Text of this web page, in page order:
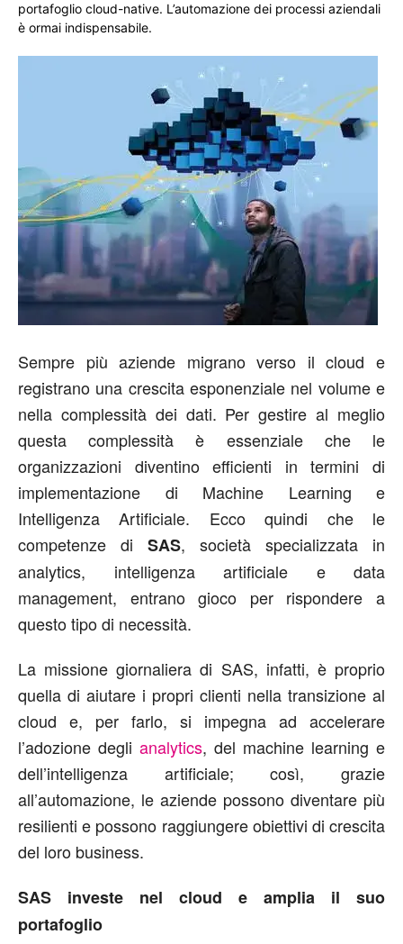
portafoglio cloud-native. L’automazione dei processi aziendali
è ormai indispensabile.
Sempre più aziende migrano verso il cloud e
registrano una crescita esponenziale nel volume e
nella complessità dei dati. Per gestire al meglio
questa complessità è essenziale che le
organizzazioni diventino efficienti in termini di
implementazione di Machine Learning e
Intelligenza Artificiale. Ecco quindi che le
competenze di SAS, società specializzata in
analytics, intelligenza artificiale e data
management, entrano gioco per rispondere a
questo tipo di necessità.
La missione giornaliera di SAS, infatti, è proprio
quella di aiutare i propri clienti nella transizione al
cloud e, per farlo, si impegna ad accelerare
l’adozione degli analytics, del machine learning e
dell’intelligenza artificiale; così, grazie
all’automazione, le aziende possono diventare più
resilienti e possono raggiungere obiettivi di crescita
del loro business.
SAS investe nel cloud e amplia il suo
portafoglio